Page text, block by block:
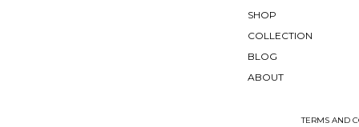
SHOP
COLLECTION
BLOG
ABOUT
TERMS AND